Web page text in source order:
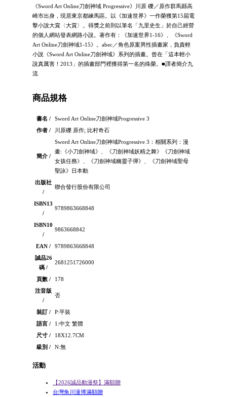
《Sword Art Online刀劍神域 Progressive》川原 礫／原作群馬縣高
崎市出身，現居東京都練馬區。以《加速世界》一作榮獲第15屆電
擊小說大賞〈大賞〉。得獎之前則以筆名「九里史生」於自己經營
的個人網站發表網路小說。著作有：《加速世界1-16》、《Sword
Art Online刀劍神域1-15》。abec／角色原案男性插畫家，負責輕
小說《Sword Art Online刀劍神域》系列的插畫。曾在「這本輕小
說真厲害！2013」的插畫部門裡獲得第一名的殊榮。■譯者簡介九
流
商品規格
書名 /
Sword Art Online刀劍神域Progressive 3
作者 /
川原礫 原作; 比村奇石
簡介 /
Sword Art Online刀劍神域Progressive 3：相關系列：漫
畫:《小刀劍神域》、《刀劍神域妖精之舞》《刀劍神域
女孩任務》、《刀劍神域幽靈子彈》、《刀劍神域聖母
聖詠》日本動
出版社
/
聯合發行股份有限公司
ISBN13
/
9789863668848
ISBN10
/
9863668842
EAN /
9789863668848
誠品26
碼 /
2681251726000
頁數 /
178
注音版
/
否
裝訂 /
P:平裝
語言 /
1:中文 繁體
尺寸 /
18X12.7CM
級別 /
N:無
活動
【2026誠品動漫祭】滿額贈
台灣角川漫博滿額贈